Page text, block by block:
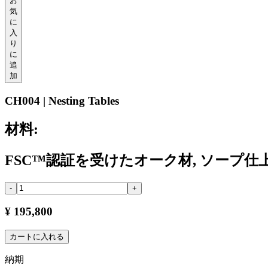
気
に
入
り
に
追
加
CH004 | Nesting Tables
材料:
FSC™認証を受けたオーク材, ソープ仕
- +
¥ 195,800
カートに入れる
納期